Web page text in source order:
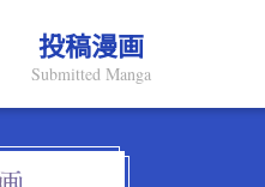
投稿漫画
Submitted Manga